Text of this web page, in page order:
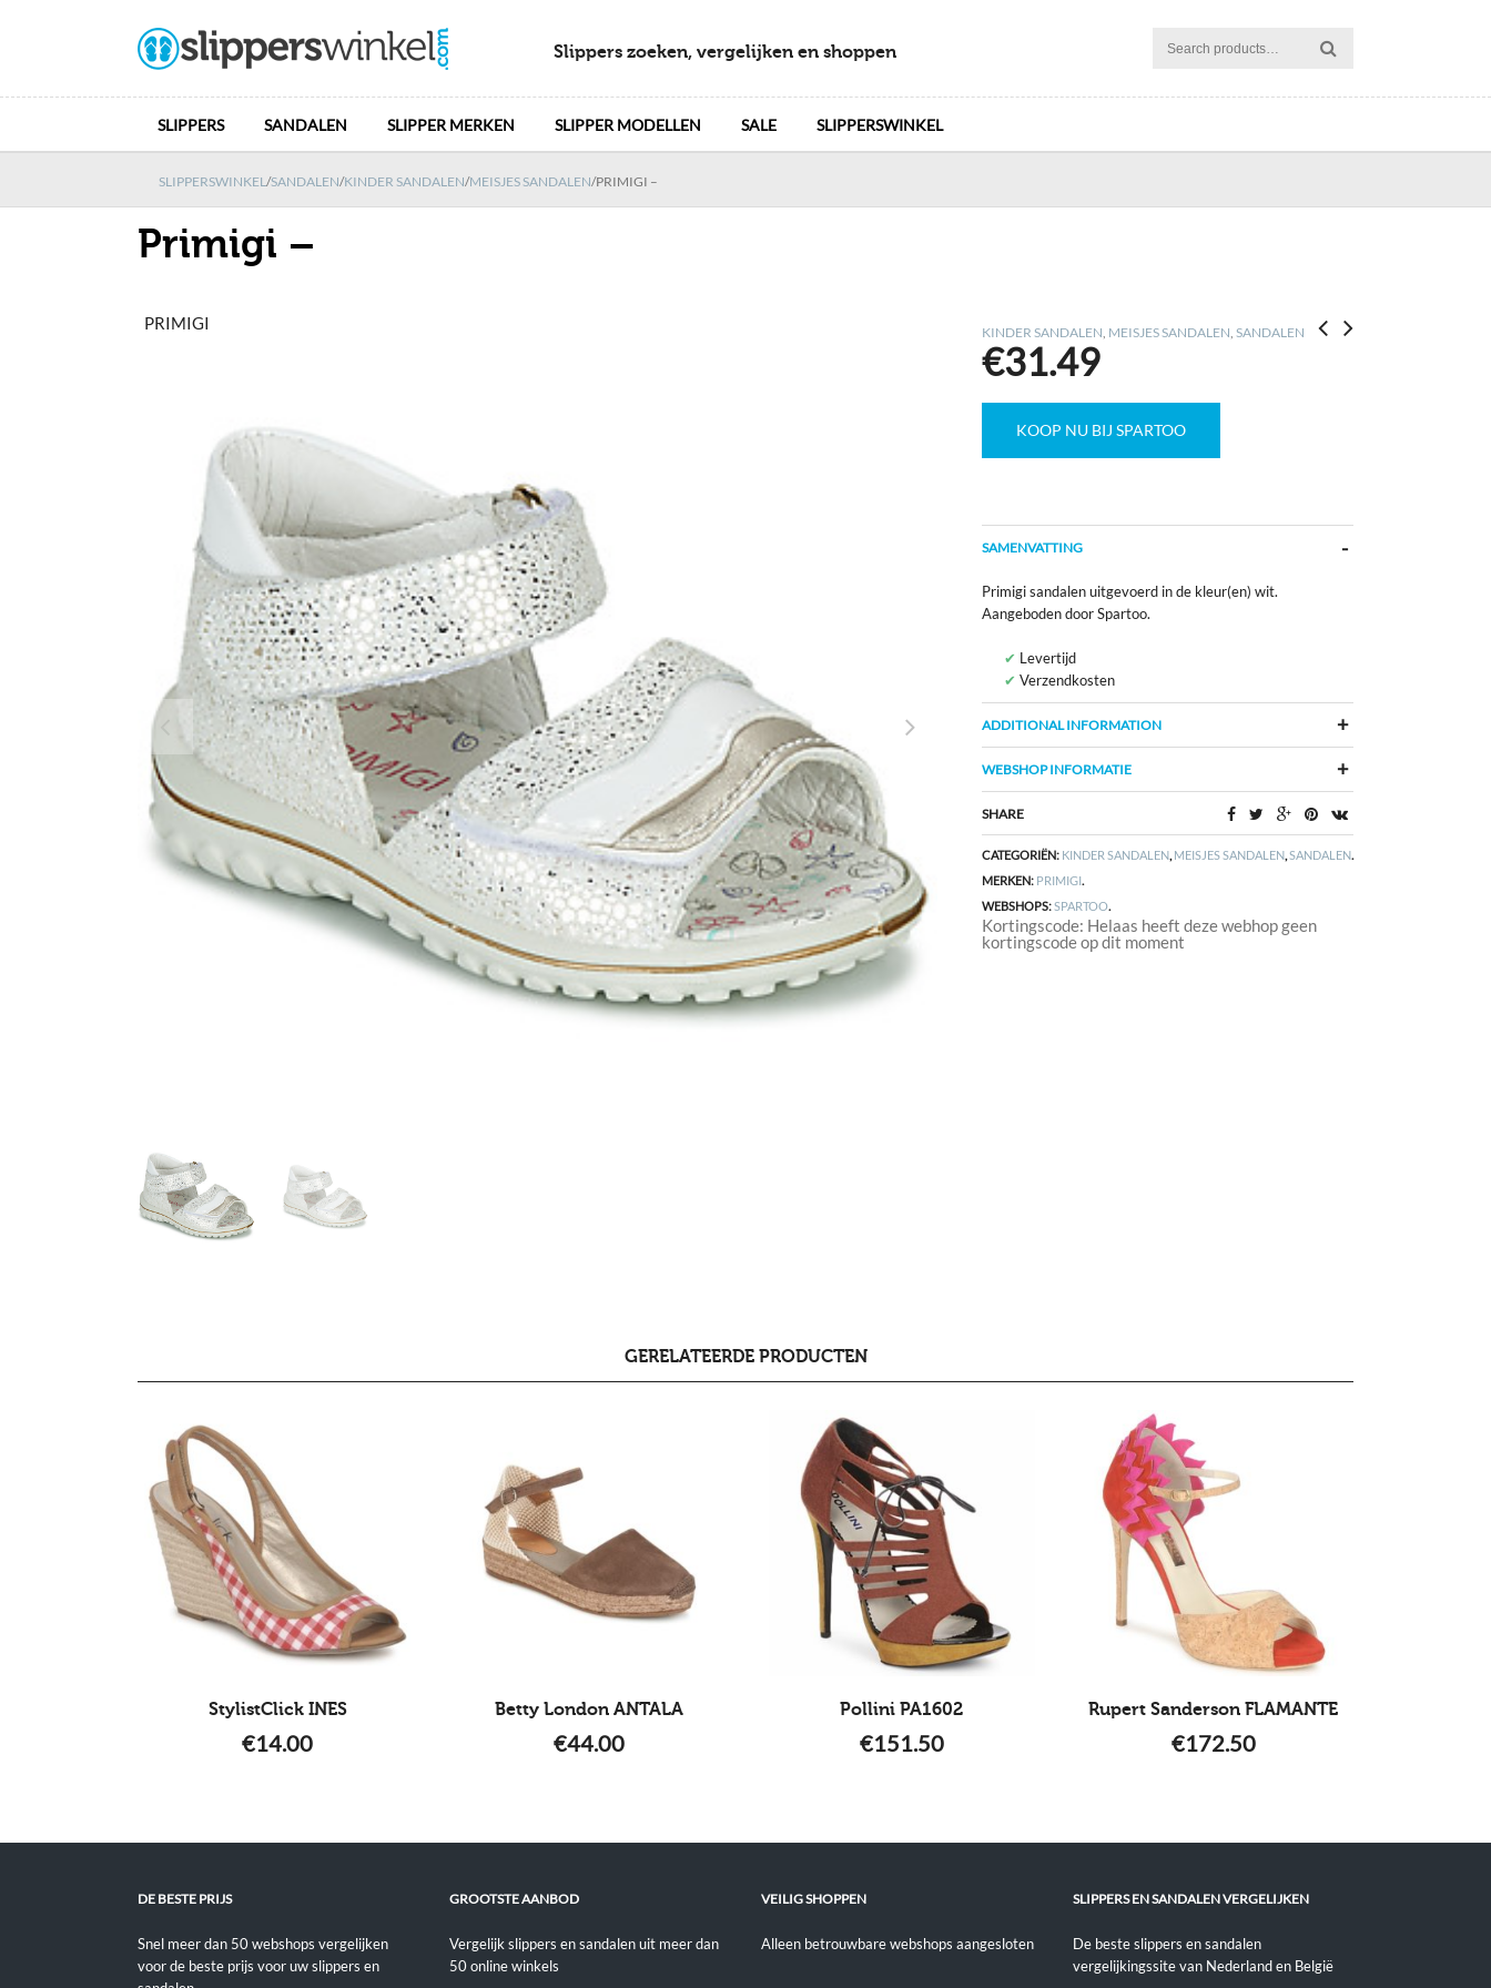
Slippers zoeken, vergelijken en shoppen
SLIPPERS SANDALEN SLIPPER MERKEN SLIPPER MODELLEN SALE SLIPPERSWINKEL
SLIPPERSWINKEL/SANDALEN/KINDER SANDALEN/MEISJES SANDALEN/PRIMIGI –
Primigi –
PRIMIGI KINDER SANDALEN, MEISJES SANDALEN, SANDALEN
€31.49
KOOP NU BIJ SPARTOO
SAMENVATTING
Primigi sandalen uitgevoerd in de kleur(en) wit.
Aangeboden door Spartoo.
Levertijd
Verzendkosten
ADDITIONAL INFORMATION
WEBSHOP INFORMATIE
SHARE
CATEGORIËN: KINDER SANDALEN, MEISJES SANDALEN,SANDALEN.
MERKEN: PRIMIGI.
WEBSHOPS:SPARTOO.
Kortingscode: Helaas heeft deze webhop geen
kortingscode op dit moment
GERELATEERDE PRODUCTEN
StylistClick INES
€14.00
Betty London ANTALA
€44.00
Pollini PA1602
€151.50
Rupert Sanderson FLAMANTE
€172.50
DE BESTE PRIJS
Snel meer dan 50 webshops vergelijken
voor de beste prijs voor uw slippers en
GROOTSTE AANBOD
Vergelijk slippers en sandalen uit meer dan
50 online winkels
VEILIG SHOPPEN
Alleen betrouwbare webshops aangesloten
SLIPPERS EN SANDALEN VERGELIJKEN
De beste slippers en sandalen
vergelijkingssite van Nederland en België